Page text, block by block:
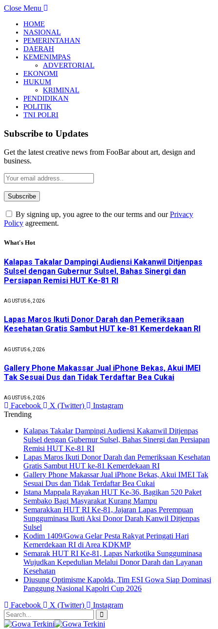
Close Menu
HOME
NASIONAL
PEMERINTAHAN
DAERAH
KEMENIMPAS
ADVERTORIAL
EKONOMI
HUKUM
KRIMINAL
PENDIDIKAN
POLITIK
TNI POLRI
Subscribe to Updates
Get the latest creative news from FooBar about art, design and
business.
By signing up, you agree to the our terms and ourPrivacy
Policy agreement.
What's Hot
Kalapas Takalar Dampingi Audiensi Kakanwil Ditjenpas
Sulsel dengan Gubernur Sulsel, Bahas Sinergi dan
Persiapan Remisi HUT Ke-81 RI
AGUSTUS 6, 2026
Lapas Maros Ikuti Donor Darah dan Pemeriksaan
Kesehatan Gratis Sambut HUT ke-81 Kemerdekaan RI
AGUSTUS 6, 2026
Gallery Phone Makassar Jual iPhone Bekas, Akui IMEI
Tak Sesuai Dus dan Tidak Terdaftar Bea Cukai
AGUSTUS 6, 2026
Facebook X (Twitter)
Instagram
Trending
Kalapas Takalar Dampingi Audiensi Kakanwil Ditjenpas
Sulsel dengan Gubernur Sulsel, Bahas Sinergi dan Persiapan
Remisi HUT Ke-81 RI
Lapas Maros Ikuti Donor Darah dan Pemeriksaan Kesehatan
Gratis Sambut HUT ke-81 Kemerdekaan RI
Gallery Phone Makassar Jual iPhone Bekas, Akui IMEI Tak
Sesuai Dus dan Tidak Terdaftar Bea Cukai
Istana Mappala Rayakan HUT Ke-36, Bagikan 520 Paket
Sembako Bagi Masyarakat Kurang Mampu
Semarakkan HUT RI Ke-81, Jajaran Lapas Perempuan
Sungguminasa Ikuti Aksi Donor Darah Kanwil Ditjenpas
Sulsel
Kodim 1409/Gowa Gelar Pesta Rakyat Peringati Hari
Kemerdekaan RI di Area KDKMP
Semarak HUT RI Ke-81, Lapas Narkotika Sungguminasa
Wujudkan Kepedulian Melalui Donor Darah dan Layanan
Kesehatan
Diusung Optimisme Kapolda, Tim ESI Gowa Siap Dominasi
Panggung Nasional Kapolri Cup 2026
Facebook
X (Twitter) Instagram